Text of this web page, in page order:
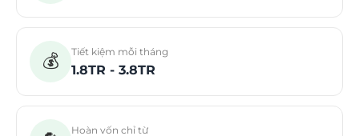
💰 Tiết kiệm mỗi tháng
1.8TR - 3.8TR
Hoàn vốn chỉ từ